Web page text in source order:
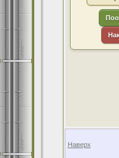
Наверх